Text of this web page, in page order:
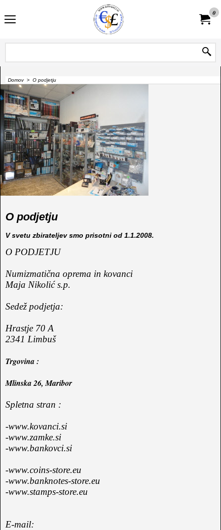
0
Domov> O podjetju
O podjetju
V svetu zbirateljev smo prisotni od 1.1.2008.
O PODJETJU
Numizmatična oprema in kovanci
Maja Nikolić s.p.
Sedež podjetja:
Hrastje 70 A
2341 Limbuš
Trgovina :
Mlinska 26, Maribor
Spletna stran :
-www.kovanci.si
-www.zamke.si
-www.bankovci.si
-www.coins-store.eu
-www.banknotes-store.eu
-www.stamps-store.eu
E-mail: